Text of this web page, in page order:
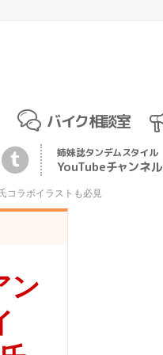
バイク相談室
姉妹誌タンデムスタイル
YouTubeチャンネル
コラボイラストも必見
ン